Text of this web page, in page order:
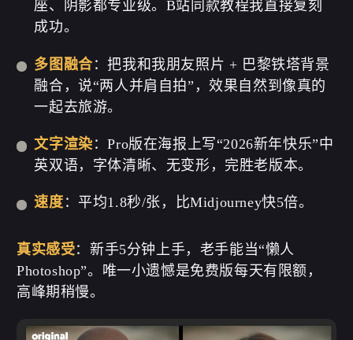
座、阴影都专业级。B站同款教程我直接复刻
成功。
多图融合：把我和我朋友照片 + 巴黎铁塔背景
融合，说“两人并肩自拍”，效果自然到像真的
一起去旅游。
文字渲染 ：Pro版在海报上写“2026新年快乐”中
英双语，字体清晰、无变形，完胜老版本。
速度 ：平均1.8秒/张，比Midjourney快5倍。
真实感受：新手5分钟上手，老手能当“懒人
Photoshop”。唯一小遗憾是免费版每天有限额，
高峰期稍慢。